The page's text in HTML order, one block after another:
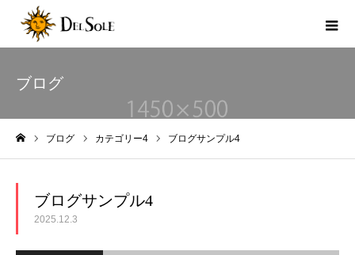
ブログ
ブログ カテゴリー4 ブログサンプル4
ブログサンプル4
2025.12.3